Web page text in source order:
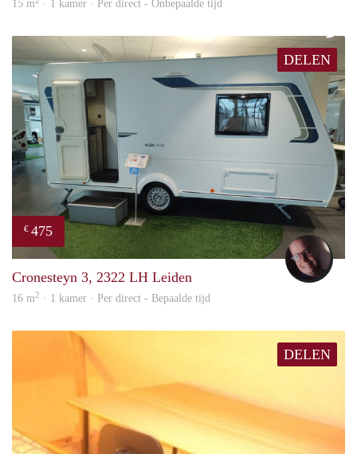
15 m · 1 kamer · Per direct - Onbepaalde tijd
DELEN
€ 475
Cronesteyn 3, 2322 LH Leiden
16 m2 · 1 kamer · Per direct - Bepaalde tijd
DELEN